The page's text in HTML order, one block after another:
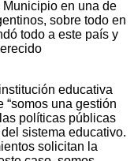
en una de
sobre todo en
todo a este país y
educativa
“somos una gestión
políticas públicas
sistema educativo.
solicitan la